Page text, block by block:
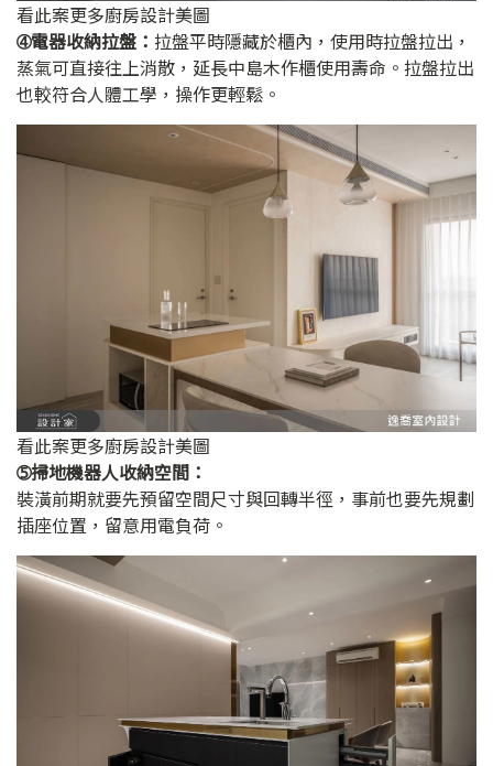
看此案更多廚房設計美圖
➃電器收納拉盤： 拉盤平時隱藏於櫃內，使用時拉盤拉出，
蒸氣可直接往上消散，延長中島木作櫃使用壽命。拉盤拉出
也較符合人體工學，操作更輕鬆。
看此案更多廚房設計美圖
➄掃地機器人收納空間：
裝潢前期就要先預留空間尺寸與回轉半徑，事前也要先規劃
插座位置，留意用電負荷。